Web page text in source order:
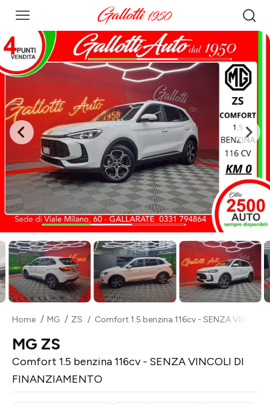
Home MG ZS Comfort 1.5 benzina 116cv - SENZA VINCOLI
MG ZS
Comfort 1.5 benzina 116cv - SENZA VINCOLI DI
FINANZIAMENTO